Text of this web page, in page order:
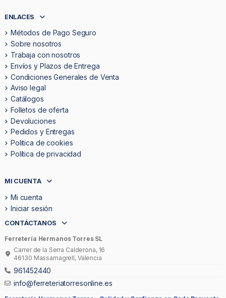
ENLACES
Métodos de Pago Seguro
Sobre nosotros
Trabaja con nosotros
Envíos y Plazos de Entrega
Condiciones Generales de Venta
Aviso legal
Catálogos
Folletos de oferta
Devoluciones
Pedidos y Entregas
Politica de cookies
Política de privacidad
MI CUENTA
Mi cuenta
Iniciar sesión
CONTÁCTANOS
Ferretería Hermanos Torres SL
Carrer de la Serra Calderona, 16
46130 Massamagrell, Valencia
961452440
info@ferreteriatorresonline.es